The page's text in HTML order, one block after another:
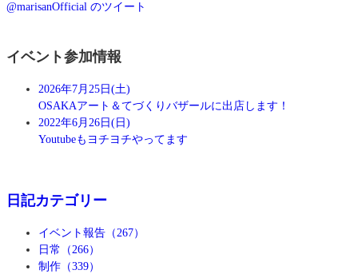
@marisanOfficial のツイート
イベント参加情報
2026年7月25日(土)
OSAKAアート＆てづくりバザールに出店します！
2022年6月26日(日)
Youtubeもヨチヨチやってます
日記カテゴリー
イベント報告（267）
日常（266）
制作（339）